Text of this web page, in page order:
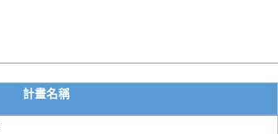
計畫名稱